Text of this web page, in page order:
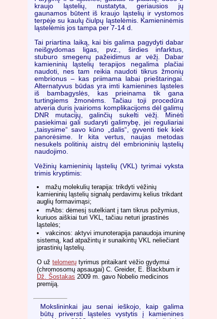
kraujo ląstelių, nustatyta, geriausios jų
gaunamos būtent iš kraujo ląstelių ir vystomos
terpėje su kaulų čiulpų ląstelėmis. Kamieninėmis
ląstelėmis jos tampa per 7-14 d.
Tai priartina laiką, kai bis galima pagydyti dabar
neišgydomas ligas, pvz., širdies infarktus,
stuburo smegenų pažeidimus ar vėžį. Dabar
kamieninių ląstelių terapijos negalima plačiai
naudoti, nes tam reikia naudoti tikrus žmonių
embrionus – kas priimama labai prieštaringai.
Alternatyvus būdas yra imti kamienines ląsteles
iš bambagyslės, kas prieinama tik gana
turtingiems žmonėms. Tačiau toji procedūra
atveria duris įvairioms komplikacijoms dėl galimų
DNR mutacijų, galinčių sukelti vėžį. Minėti
pasiekimai gali sudaryti galimybę, jei reguliariai
„taisysime“ savo kūno „dalis“, gyventi tiek kiek
panorėsime. Ir kita vertus, naujas metodas
nesukels politinių aistrų dėl embrioninių ląstelių
naudojimo.
Vėžinių kamieninių ląstelių (VKL) tyrimai vyksta
trimis kryptimis:
mažų molekulių terapija: trikdyti vėžinių
kamieninių ląstelių signalų perdavimų kelius trikdant
auglių formavimąsi;
mAbs: dėmesį sutelkiant į tam tikrus požymius,
kuriuos aiškiai turi VKL, tačiau neturi įprastinės
ląstelės;
vakcinos: aktyvi imunoterapija panaudoja imuninę
sistemą, kad atpažintų ir sunaikintų VKL neliečiant
įprastinių ląstelių.
O už telomerų tyrimus pritaikant vėžio gydymui
(chromosomų apsaugai) C. Greider, E. Blackburn ir
Dž. Šostakas 2009 m. gavo Nobelio medicinos
premiją.
Mokslininkai jau senai ieškojo, kaip galima
būtų priversti ląsteles vystytis į kamienines